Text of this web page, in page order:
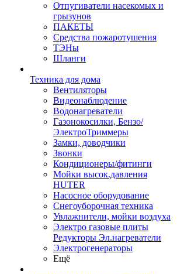
Отпугиватели насекомых и
грызунов
ПАКЕТЫ
Средства пожаротушения
ТЭНы
Шланги
Техника для дома
Вентиляторы
Видеонаблюдение
Водонагреватели
Газонокосилки, Бензо/
ЭлектроТриммеры
Замки, доводчики
Звонки
Кондиционеры/фитинги
Мойки высок.давления
HUTER
Насосное оборудование
Снегоуборочная техника
Увлажнители, мойки воздуха
Электро газовые плиты
Редукторы Эл.нагреватели
Электрогенераторы
Ещё